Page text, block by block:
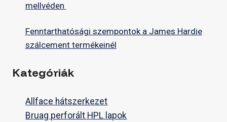
mellvéden
Fenntarthatósági szempontok a James Hardie
szálcement termékeinél
Kategóriák
Allface hátszerkezet
Bruag perforált HPL lapok